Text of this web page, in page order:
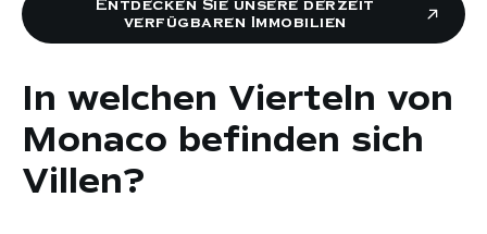
Entdecken Sie unsere derzeit
verfügbaren Immobilien
In welchen Vierteln von
Monaco befinden sich
Villen?